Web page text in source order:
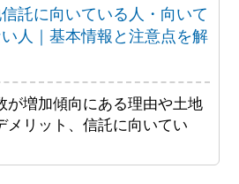
託に向いている人・向いて
人｜基本情報と注意点を解
が増加傾向にある理由や土地
メリット、信託に向いてい